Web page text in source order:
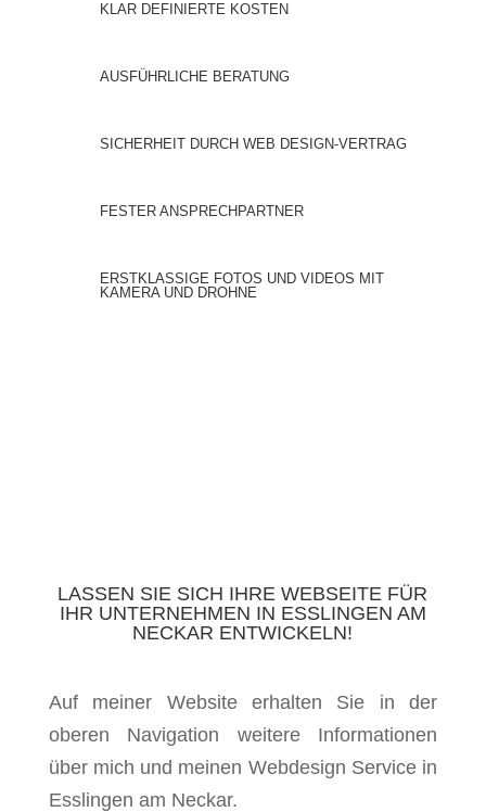
KLAR DEFINIERTE KOSTEN
AUSFÜHRLICHE BERATUNG
SICHERHEIT DURCH WEB DESIGN-VERTRAG
FESTER ANSPRECHPARTNER
ERSTKLASSIGE FOTOS UND VIDEOS MIT
KAMERA UND DROHNE
LASSEN SIE SICH IHRE WEBSEITE FÜR
IHR UNTERNEHMEN IN ESSLINGEN AM
NECKAR ENTWICKELN!
Auf meiner Website erhalten Sie in der
oberen Navigation weitere Informationen
über mich und meinen Webdesign Service in
Esslingen am Neckar.